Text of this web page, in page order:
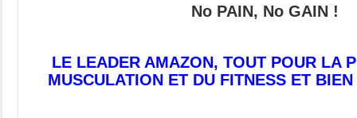
No PAIN, No GAIN !
LE LEADER AMAZON, TOUT POUR LA
MUSCULATION ET DU FITNESS ET